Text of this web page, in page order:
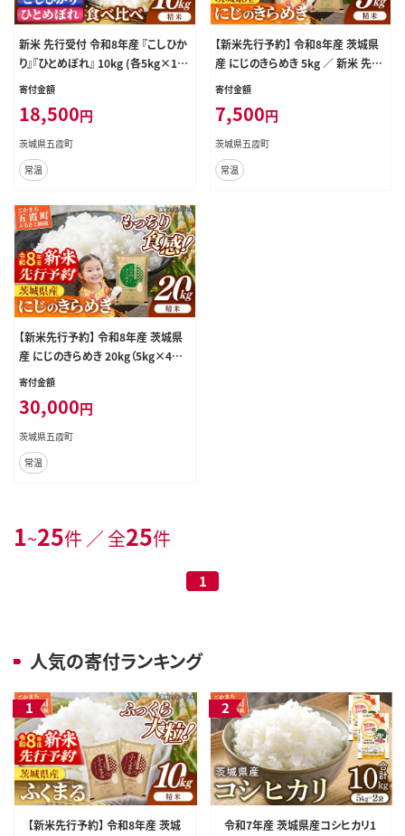
新米 先行受付 令和8年産 『こしひか
り』『ひとめぼれ』 10kg (各5kg×1袋
ずつ) 米 お米 白米 コメ こめ 食べ比
予約 2026年 人気 家計応援 単一米
茨城県 五霞町
寄付金額
18,500円
茨城県五霞町
常温
【新米先行予約】 令和8年産 茨城県
産 にじのきらめき 5kg ／ 新米 先行
受付 先行予約 2026年 米 お米 精米
寄付金額
7,500円
茨城県五霞町
常温
【新米先行予約】 令和8年産 茨城県
産 にじのきらめき 20kg（5kg×4袋）
／ 新米 先行受付 先行予約 2026年
城県 五霞町
寄付金額
30,000円
茨城県五霞町
常温
1~25件 ／ 全25件
1
人気の寄付ランキング
【新米先行予約】 令和8年産 茨城
令和7年産 茨城県産コシヒカリ1